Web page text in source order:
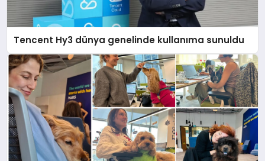
Tencent Hy3 dünya genelinde kullanıma sunuldu